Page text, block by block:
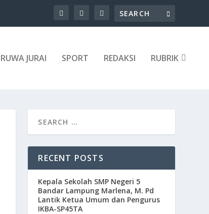
RUWA JURAI SPORT REDAKSI RUBRIK
RECENT POSTS
Kepala Sekolah SMP Negeri 5
Bandar Lampung Marlena, M. Pd
Lantik Ketua Umum dan Pengurus
IKBA-SP45TA